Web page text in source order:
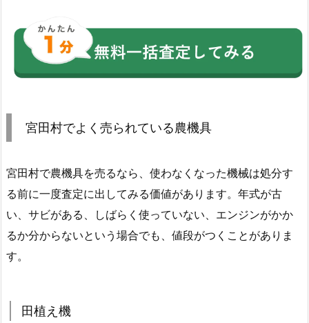
宮田村でよく売られている農機具
宮田村で農機具を売るなら、使わなくなった機械は処分す
る前に一度査定に出してみる価値があります。年式が古
い、サビがある、しばらく使っていない、エンジンがかか
るか分からないという場合でも、値段がつくことがありま
す。
田植え機